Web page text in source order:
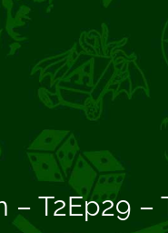
– T2Ep29 –